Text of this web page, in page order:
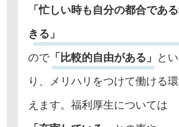
「忙しい時も自分の都合であ
きる」
ので「比較的自由がある」
と
り、メリハリをつけて働ける
えます。福利厚生については